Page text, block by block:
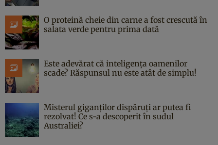
O proteină cheie din carne a fost crescută în
salata verde pentru prima dată
Este adevărat că inteligența oamenilor
scade? Răspunsul nu este atât de simplu!
Misterul giganților dispăruți ar putea fi
rezolvat! Ce s-a descoperit în sudul
Australiei?